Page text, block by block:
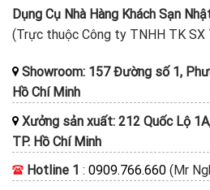
Dụng Cụ Nhà Hàng Khách Sạn
(Trực thuộc Công ty TNHH TK
Showroom: 157 Đường số 1,
Hồ Chí Minh
Xưởng sản xuất: 212 Quốc Lộ
TP. Hồ Chí Minh
Hotline 1 : 0909.766.660 (Mr